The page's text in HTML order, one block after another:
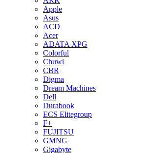
Apple
Asus
ACD
Acer
ADATA XPG
Colorful
Chuwi
CBR
Digma
Dream Machines
Dell
Durabook
ECS Elitegroup
F+
FUJITSU
GMNG
Gigabyte